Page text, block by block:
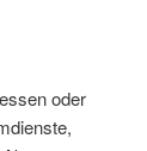
oder